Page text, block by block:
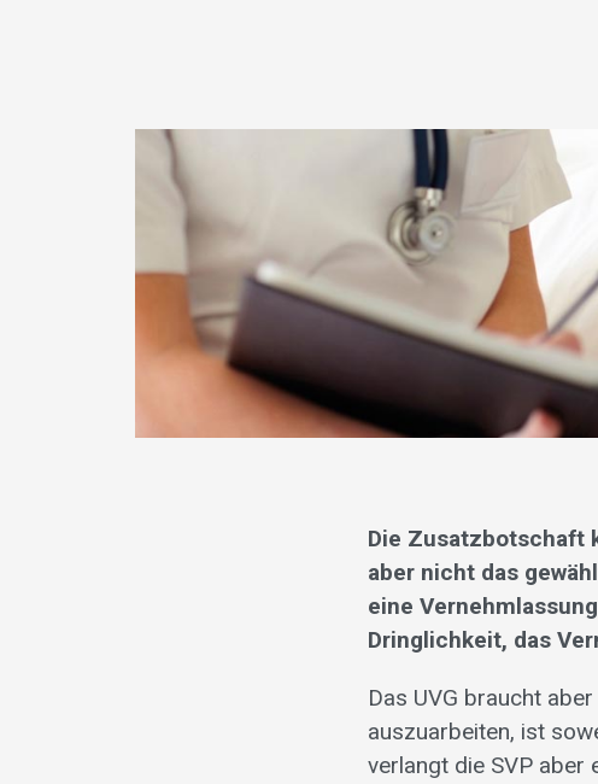
Die Zusatzbotschaft
aber nicht das
eine
Dringlichkeit, das
Das UVG braucht
auszuarbeiten, ist
verlangt die SVP aber